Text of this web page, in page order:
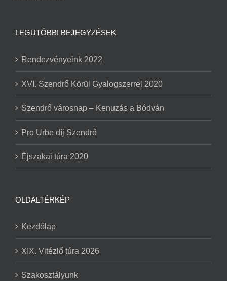
LEGUTÓBBI BEJEGYZÉSEK
Rendezvényeink 2022
XVI. Szendrő Körül Gyalogszerrel 2020
Szendrő városnap – Kenuzás a Bódván
Pro Urbe díj Szendrő
Éjszakai túra 2020
OLDALTÉRKÉP
Kezdőlap
XIX. Vitézlő túra 2026
Szakosztályunk